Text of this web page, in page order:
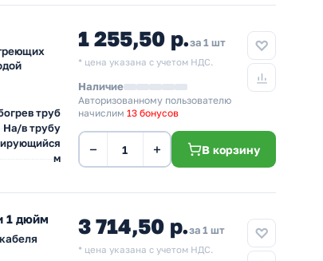
труб
На/в трубу
м
1 255,50 р.за 1 шт
* цена указана с учетом НДС.
Наличие
Авторизованному пользователю
начислим 13 бонусов
− + В корзину
1 дюйм 3 714,50 р.за 1 шт
* цена указана с учетом НДС.